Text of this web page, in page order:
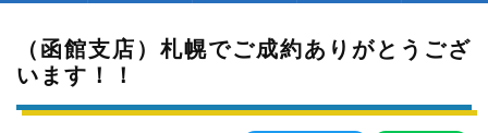
（函館支店）札幌でご成約ありがとうござ
います！！